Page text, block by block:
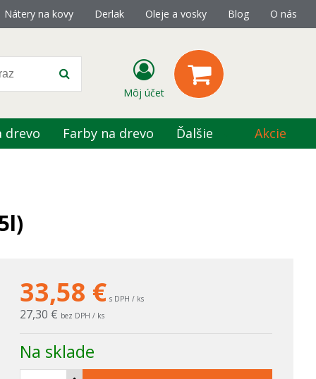
Nátery na kovy Derlak Oleje a vosky Blog O nás
Môj účet
drevo Farby na drevo Ďalšie Akcie
33,58 € s DPH / ks
27,30 € bez DPH / ks
Na sklade